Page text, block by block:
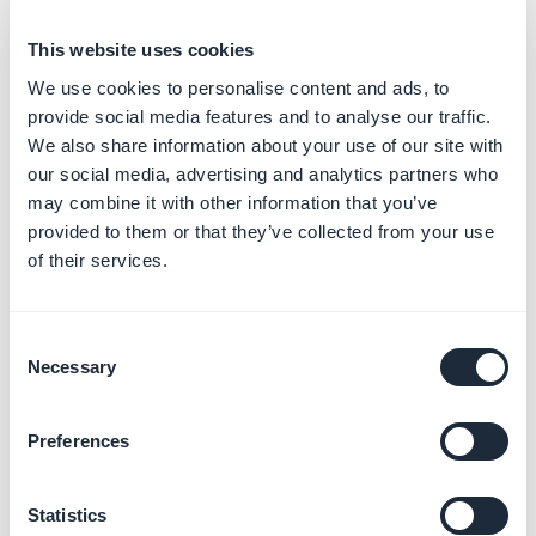
This website uses cookies
We use cookies to personalise content and ads, to
provide social media features and to analyse our traffic.
We also share information about your use of our site with
our social media, advertising and analytics partners who
may combine it with other information that you’ve
provided to them or that they’ve collected from your use
of their services.
Selection
Necessary
Preferences
Statistics
App (PWA)
En savoir plus
Résoudre vos rejets sur les
stores
En savoir plus
Démarrer la création de